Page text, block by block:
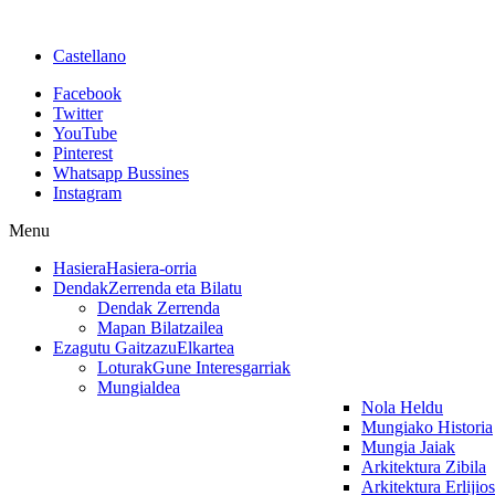
Castellano
Facebook
Twitter
YouTube
Pinterest
Whatsapp Bussines
Instagram
Menu
HasieraHasiera-orria
DendakZerrenda eta Bilatu
Dendak Zerrenda
Mapan Bilatzailea
Ezagutu GaitzazuElkartea
LoturakGune Interesgarriak
Mungialdea
Nola Heldu
Mungiako Historia
Mungia Jaiak
Arkitektura Zibila
Arkitektura